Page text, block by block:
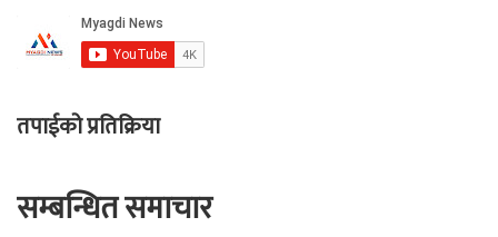
तपाईको प्रतिक्रिया
सम्बन्धित समाचार